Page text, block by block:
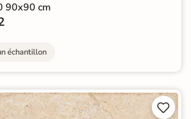
90x90 cm
échantillon

